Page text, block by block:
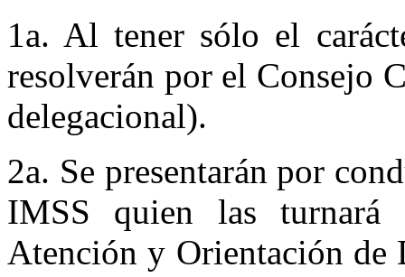
1a. Al tener sólo el
resolverán por el Consejo
delegacional).
2a. Se presentarán por
IMSS quien las turnará
Atención y Orientación de